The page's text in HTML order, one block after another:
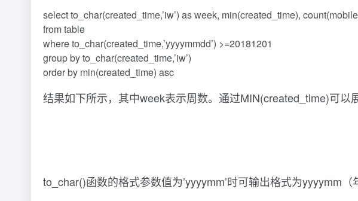
select to_char(created_time,’iw’) as week, min(created_time),
from table
where to_char(created_time,’yyyymmdd’) >=20181201
group by to_char(created_time,’iw’)
order by min(created_time) asc
结果如下所示，其中week表示周数。通过MIN(created_time)可以
to_char()函数的格式参数值为’yyyymm’时可输出格式为yyyymm（